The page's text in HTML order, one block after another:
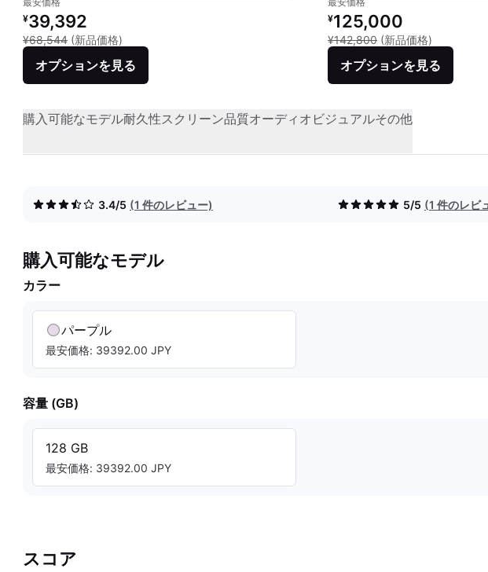
リファービッシュ品の価格：
¥39,392
¥68,544 (新品価格)
オプションを見る
リファービッシュ品の価格：
¥125,000
¥142,800 (新品価格)
オプションを見る
購入可能なモデル耐久性スクリーン品質オーディオビジュアルその他
3.4/5 (1 件のレビュー) 5/5 (1 件のレビ
購入可能なモデル
カラー
パープル
最安価格: 39392.00 JPY
容量 (GB)
128 GB
最安価格: 39392.00 JPY
スコア